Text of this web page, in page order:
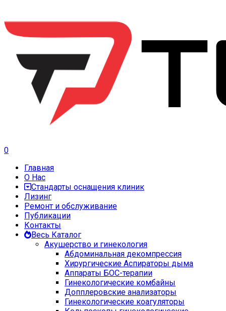
0
Главная
О Нас
Стандарты оснащения клиник
Лизинг
Ремонт и обслуживание
Публикации
Контакты
Весь Каталог
Акушерство и гинекология
Абдоминальная декомпрессия
Хирургические Аспираторы дыма
Аппараты БОС-терапии
Гинекологические комбайны
Допплеровские анализаторы
Гинекологические коагуляторы